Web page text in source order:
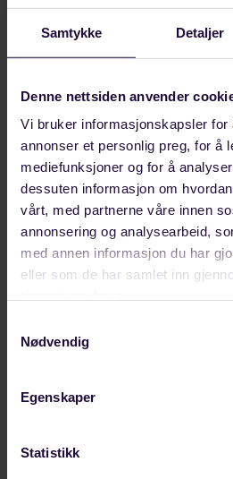
Samtykke Detaljer
Denne nettsiden anvender
Vi bruker informasjonskapsler for
annonser et personlig preg, for å
mediefunksjoner og for å
dessuten informasjon om
vårt, med partnerne våre innen
annonsering og analysearbeid,
med annen informasjon du har
eller som de har samlet inn
Nødvendig
Egenskaper
Statistikk
Medlemmer som er
på dagpenger:
uke. Del av uke 1/6.
Forbundsstyret vil fra
vurdere situasjonen og
Medlemmer som blir
Det gis økonomisk stønad i
medlemmer som blir
egen eller annen bedrift.
dokumentasjon.
Del
facebook
Del
linkedin
Del
Sist oppdatert: 31. mars 2016
Relaterte artikler